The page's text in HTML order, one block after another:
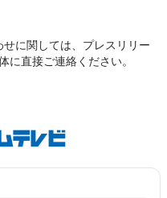
に関しては、プレスリリー
に直接ご連絡ください。